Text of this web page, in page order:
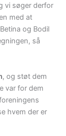
vi søger derfor
med at
og Bodil
så
, og støt dem
var for dem
hvem der er